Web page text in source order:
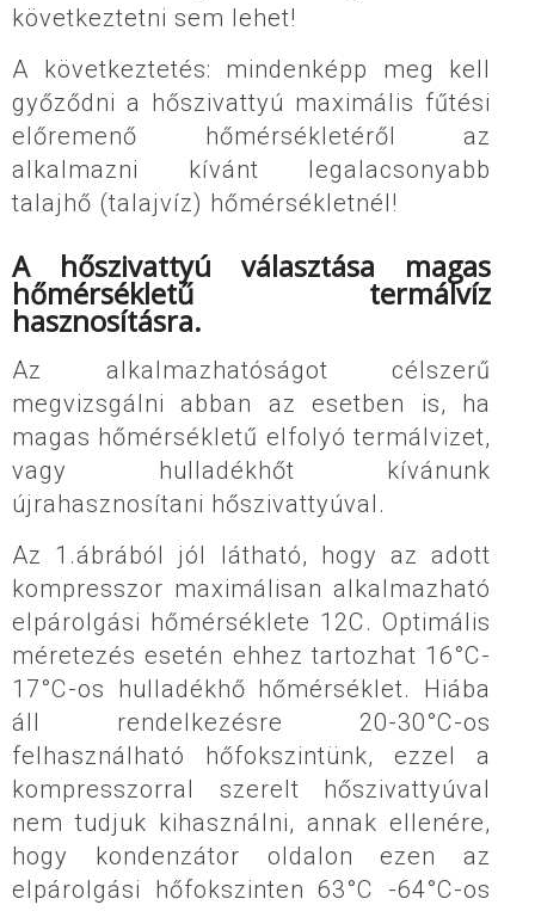
következtetni sem lehet!
A következtetés: mindenképp meg kell
győződni a hőszivattyú maximális fűtési
előremenő hőmérsékletéről az
alkalmazni kívánt legalacsonyabb
talajhő (talajvíz) hőmérsékletnél!
A hőszivattyú választása magas
hőmérsékletű termálvíz
hasznosításra.
Az alkalmazhatóságot célszerű
megvizsgálni abban az esetben is, ha
magas hőmérsékletű elfolyó termálvizet,
vagy hulladékhőt kívánunk
újrahasznosítani hőszivattyúval.
Az 1.ábrából jól látható, hogy az adott
kompresszor maximálisan alkalmazható
elpárolgási hőmérséklete 12C. Optimális
méretezés esetén ehhez tartozhat 16°C-
17°C-os hulladékhő hőmérséklet. Hiába
áll rendelkezésre 20-30°C-os
felhasználható hőfokszintünk, ezzel a
kompresszorral szerelt hőszivattyúval
nem tudjuk kihasználni, annak ellenére,
hogy kondenzátor oldalon ezen az
elpárolgási hőfokszinten 63°C -64°C-os